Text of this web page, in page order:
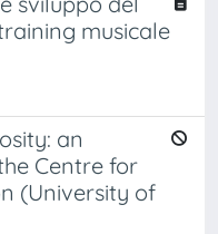
musicale
an
Centre for
(University of